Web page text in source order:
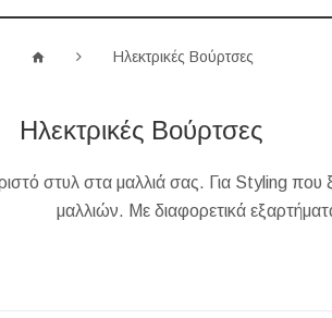
Ηλεκτρικές Βούρτσες
Ηλεκτρικές Βούρτσες
στυλ στα μαλλιά σας. Για Styling που
μαλλιών. Με διαφορετικά